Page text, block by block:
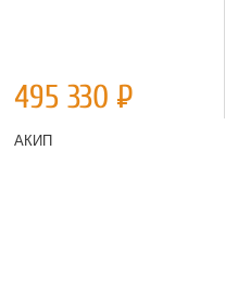
495 330 Р
АКИП